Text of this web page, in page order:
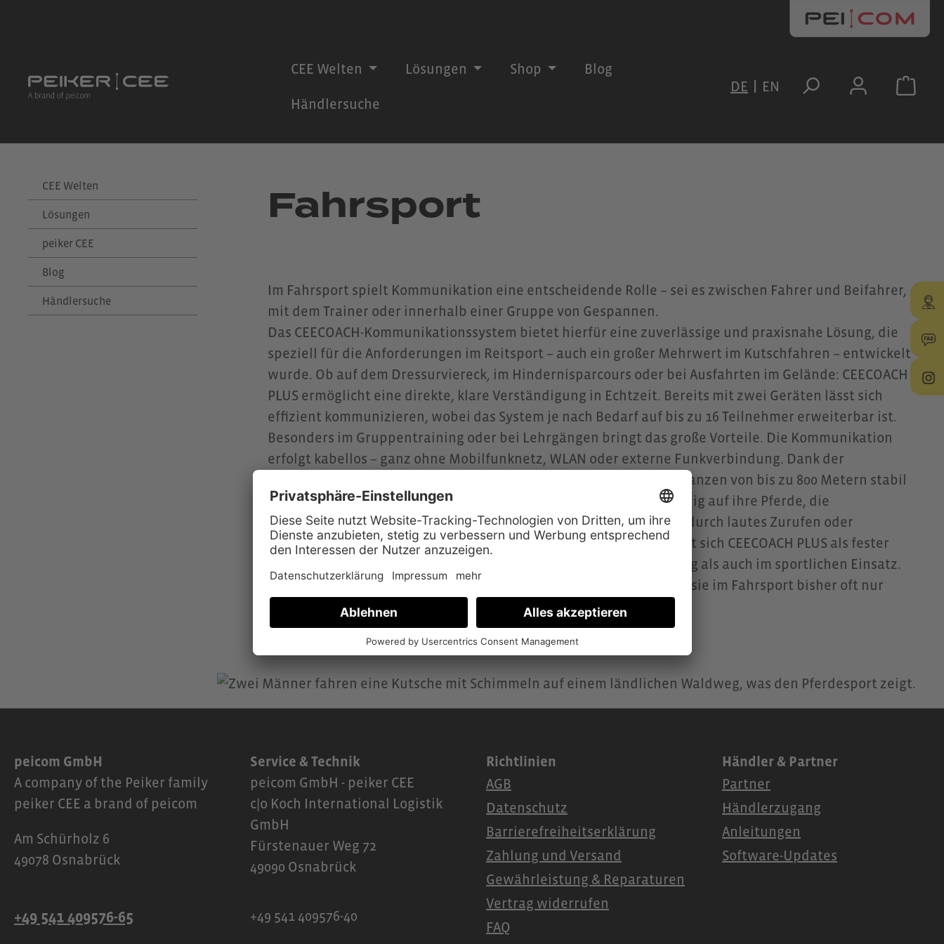
CEE Welten Lösungen Shop Blog
Händlersuche
DE EN
CEE Welten
Lösungen
peiker CEE
Blog
Händlersuche
Fahrsport
Im Fahrsport spielt Kommunikation eine entscheidende Rolle – sei es zwischen Fahrer und Beifahrer,
mit dem Trainer oder innerhalb einer Gruppe von Gespannen.
Das CEECOACH-Kommunikationssystem bietet hierfür eine zuverlässige und praxisnahe Lösung, die
speziell für die Anforderungen im Reitsport – auch ein großer Mehrwert im Kutschfahren – entwickelt
wurde. Ob auf dem Dressurviereck, im Hindernisparcours oder bei Ausfahrten im Gelände: CEECOACH
PLUS ermöglicht eine direkte, klare Verständigung in Echtzeit. Bereits mit zwei Geräten lässt sich
effizient kommunizieren, wobei das System je nach Bedarf auf bis zu 16 Teilnehmer erweiterbar ist.
Besonders im Gruppentraining oder bei Lehrgängen bringt das große Vorteile. Die Kommunikation
erfolgt kabellos – ganz ohne Mobilfunknetz, WLAN oder externe Funkverbindung. Dank der
intelligenten Spracherkennung bleibt der Austausch auch auf Distanzen von bis zu 800 Metern stabil
und verständlich. So können sich Fahrerinnen und Fahrer vollständig auf ihre Pferde, die
Linienführung und das Geschehen im Wagen konzentrieren, ohne durch lautes Zurufen oder
Missverständnisse abgelenkt zu werden. Für viele Kutschfahrer hat sich CEECOACH PLUS als fester
Bestandteil der Ausrüstung etabliert – sowohl im täglichen Training als auch im sportlichen Einsatz.
Es sorgt für mehr Ruhe, Sicherheit und eine gezielte Schulung, wie sie im Fahrsport bisher oft nur
schwer umzusetzen war.
peicom GmbH
A company of the Peiker family
peiker CEE a brand of peicom
Am Schürholz 6
49078 Osnabrück
+49 541 409576-65
Service & Technik
peicom GmbH - peiker CEE
c|o Koch International Logistik
GmbH
Fürstenauer Weg 72
49090 Osnabrück
+49 541 409576-40
Richtlinien
AGB
Datenschutz
Barrierefreiheitserklärung
Zahlung und Versand
Gewährleistung & Reparaturen
Vertrag widerrufen
FAQ
Händler & Partner
Partner
Händlerzugang
Anleitungen
Software-Updates